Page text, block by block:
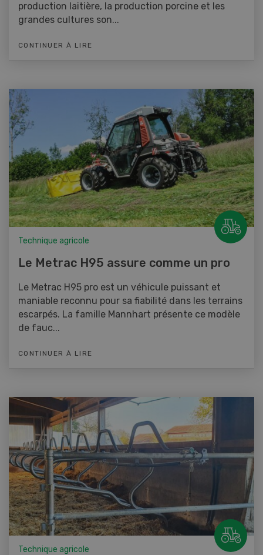
production laitière, la production porcine et les
grandes cultures son...
CONTINUER À LIRE
Technique agricole
Le Metrac H95 assure comme un pro
Le Metrac H95 pro est un véhicule puissant et
maniable reconnu pour sa fiabilité dans les terrains
escarpés. La famille Mannhart présente ce modèle
de fauc...
CONTINUER À LIRE
Technique agricole